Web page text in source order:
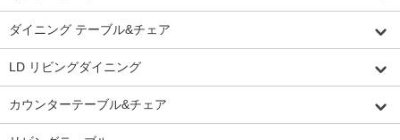
ダイニング テーブル&チェア
LD リビングダイニング
カウンターテーブル&チェア